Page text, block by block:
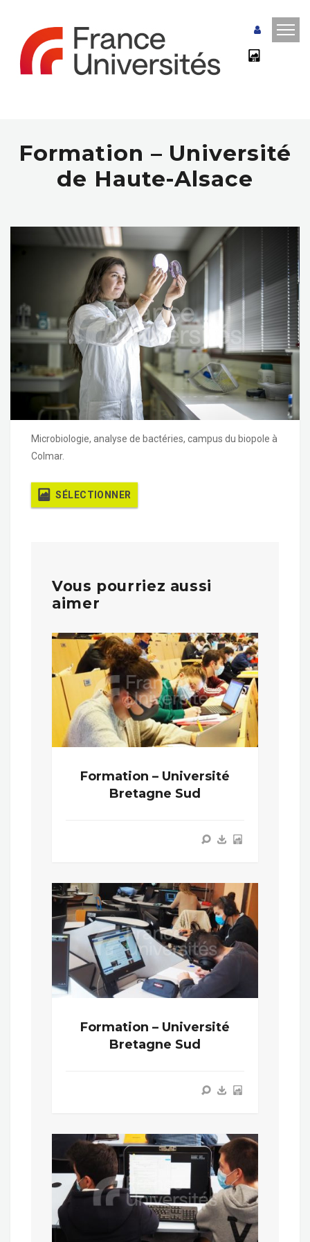
Formation – Université
de Haute-Alsace
Microbiologie, analyse de bactéries, campus du biopole à
Colmar.
SÉLECTIONNER
Vous pourriez aussi
aimer
Formation – Université
Bretagne Sud
Formation – Université
Bretagne Sud